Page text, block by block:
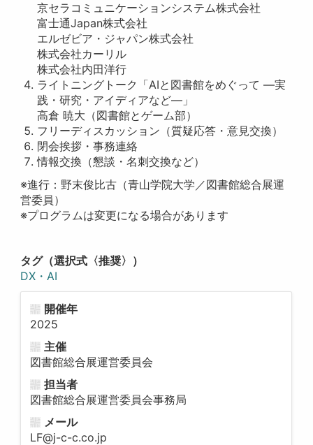
京セラコミュニケーションシステム株式会社
富士通Japan株式会社
エルゼビア・ジャパン株式会社
株式会社カーリル
株式会社内田洋行
ライトニングトーク「AIと図書館をめぐって —実
践・研究・アイディアなど—」
高倉 暁大（図書館とゲーム部）
フリーディスカッション（質疑応答・意見交換）
閉会挨拶・事務連絡
情報交換（懇談・名刺交換など）
※進行：野末俊比古（青山学院大学／図書館総合展運
営委員）
※プログラムは変更になる場合があります
タグ（選択式〈推奨〉）
DX・AI
開催年
2025
主催
図書館総合展運営委員会
担当者
図書館総合展運営委員会事務局
メール
LF@j-c-c.co.jp